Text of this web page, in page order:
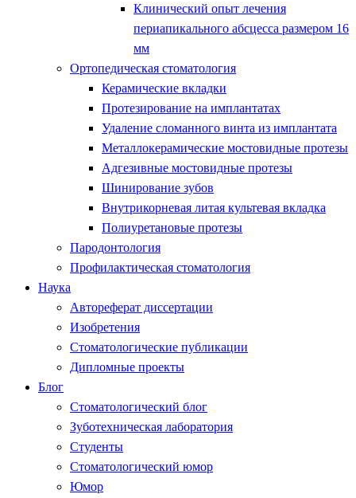
Клинический опыт лечения
периапикального абсцесса размером 16
мм
Ортопедическая стоматология
Керамические вкладки
Протезирование на имплантатах
Удаление сломанного винта из имплантата
Металлокерамические мостовидные протезы
Адгезивные мостовидные протезы
Шинирование зубов
Внутрикорневая литая культевая вкладка
Полиуретановые протезы
Пародонтология
Профилактическая стоматология
Наука
Автореферат диссертации
Изобретения
Стоматологические публикации
Дипломные проекты
Блог
Стоматологический блог
Зуботехническая лаборатория
Студенты
Стоматологический юмор
Юмор